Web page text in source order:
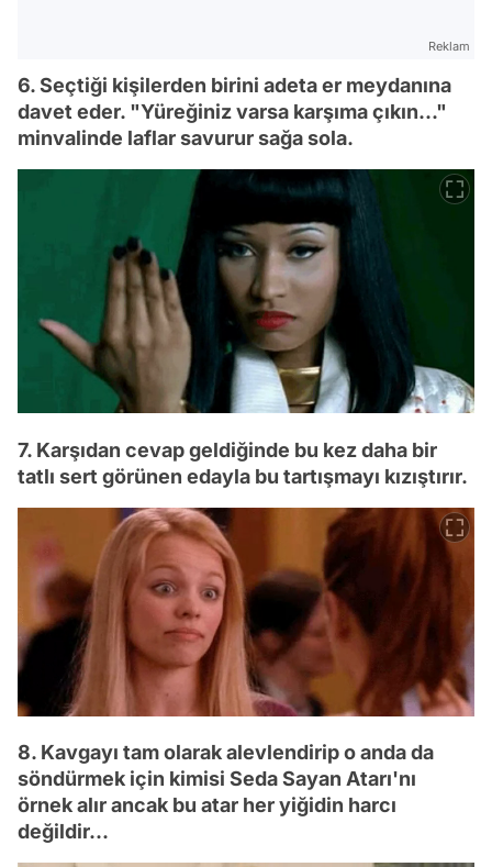
Reklam
6. Seçtiği kişilerden birini adeta er meydanına
davet eder. "Yüreğiniz varsa karşıma çıkın..."
minvalinde laflar savurur sağa sola.
7. Karşıdan cevap geldiğinde bu kez daha bir
tatlı sert görünen edayla bu tartışmayı kızıştırır.
8. Kavgayı tam olarak alevlendirip o anda da
söndürmek için kimisi Seda Sayan Atarı'nı
örnek alır ancak bu atar her yiğidin harcı
değildir...